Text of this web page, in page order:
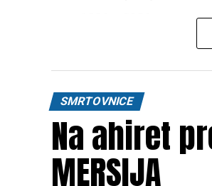
Dženaza namaz polazi
Gornji Ćoralići.
namaza.
RAHMETULLAHI
OŽALOŠĆENI:
SMRTOVNICE
Na ahiret
MERSIJA